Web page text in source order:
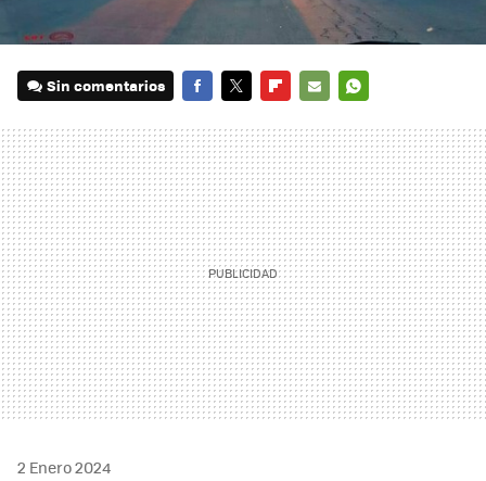
Sin comentarios
MAIL
2 Enero 2024